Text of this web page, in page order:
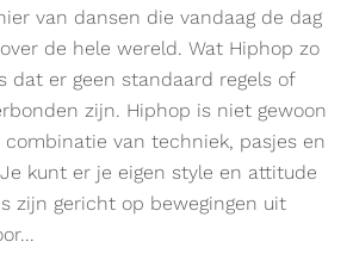
van dansen die vandaag de dag
de hele wereld. Wat Hiphop zo
dat er geen standaard regels of
zijn. Hiphop is niet gewoon
van techniek, pasjes en
kunt er je eigen style en attitude
zijn gericht op bewegingen uit